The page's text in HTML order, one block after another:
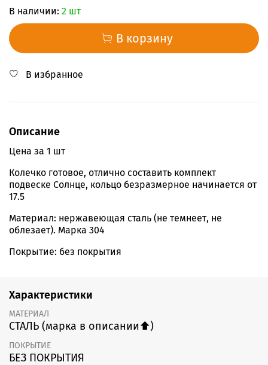
В наличии: 2 шт
В корзину
В избранное
Описание
Цена за 1 шт
Колечко готовое, отлично составить комплект
подвеске Солнце, кольцо безразмерное начинается от
17.5
Материал: нержавеющая сталь (не темнеет, не
облезает). Марка 304
Покрытие: без покрытия
Характеристики
МАТЕРИАЛ
СТАЛЬ (марка в описании⬆️)
ПОКРЫТИЕ
БЕЗ ПОКРЫТИЯ